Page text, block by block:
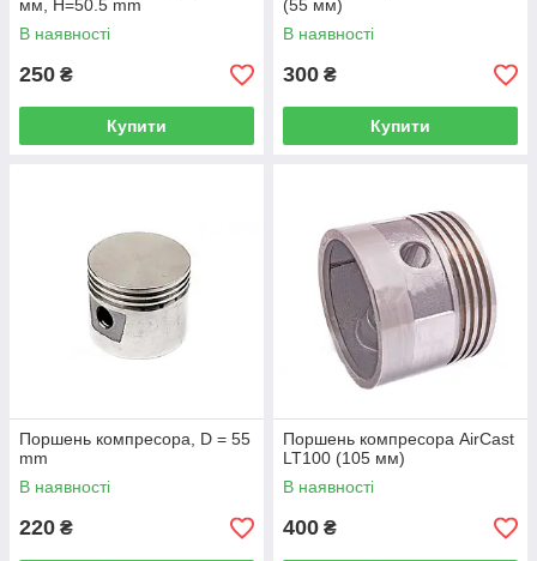
мм, H=50.5 mm
В наявності
250 ₴
Купити
(55 мм)
В наявності
300 ₴
Купити
Поршень компресора, D = 55
mm
В наявності
220 ₴
Поршень компресора AirCast
LT100 (105 мм)
В наявності
400 ₴